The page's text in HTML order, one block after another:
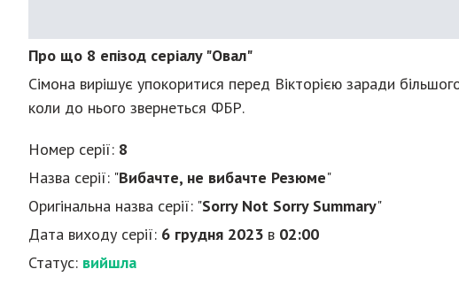
Про що 8 епізод серіалу "Овал"
Сімона вирішує упокоритися перед Вікторією заради
коли до нього звернеться ФБР.
Номер серії: 8
Назва серії: "Вибачте, не вибачте Резюме"
Оригінальна назва серії: "Sorry Not Sorry Summary"
Дата виходу серії: 6 грудня 2023 в 02:00
Статус: вийшла